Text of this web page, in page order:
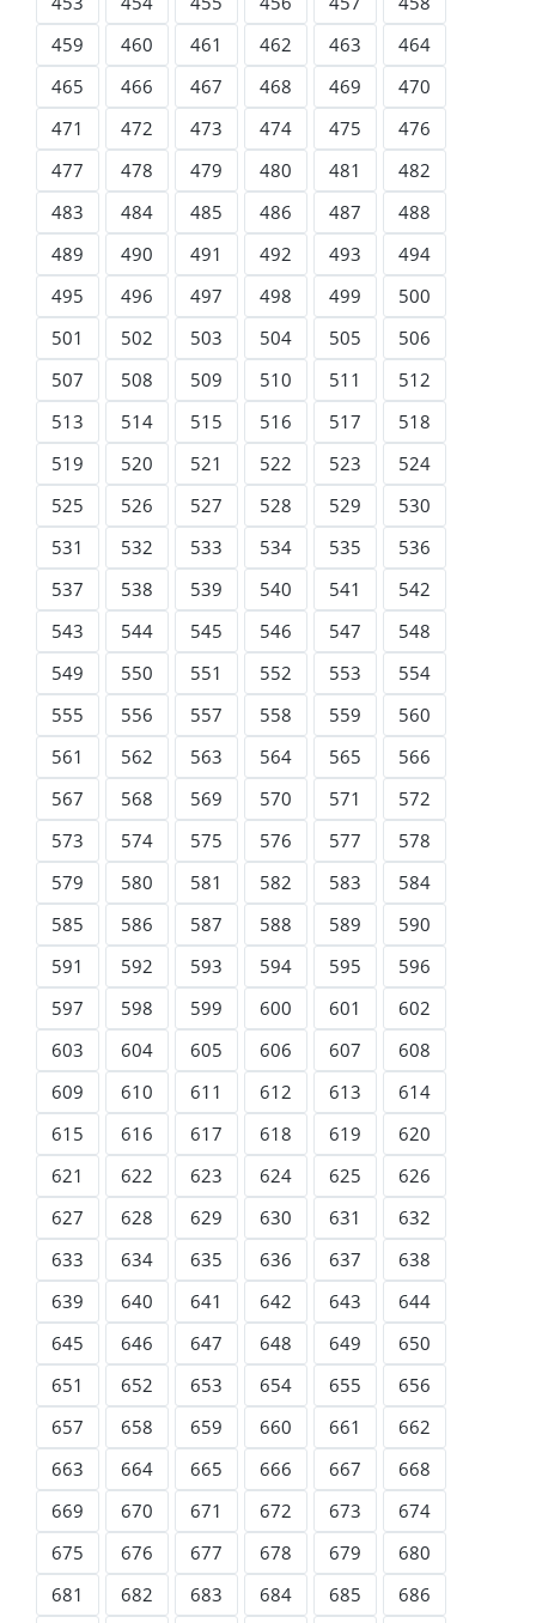
459
460 461 462 463
464
465
466 467 468 469
470
471
472 473 474 475
476
477
478 479 480 481
482
483
484 485 486 487
488
489
490 491 492 493
494
495
496 497 498 499
500
501
502 503 504 505
506
507
508 509 510 511
512
513
514 515 516 517
518
519
520 521 522 523
524
525
526 527 528 529
530
531
532 533 534 535
536
537
538 539 540 541
542
543
544 545 546 547
548
549
550 551 552 553
554
555
556 557 558 559
560
561
562 563 564 565
566
567
568 569 570 571
572
573
574 575 576 577
578
579
580 581 582 583
584
585
586 587 588 589
590
591
592 593 594 595
596
597
598 599 600 601
602
603
604 605 606 607
608
609
610 611 612 613
614
615
616 617 618 619
620
621
622 623 624 625
626
627
628 629 630 631
632
633
634 635 636 637
638
639
640 641 642 643
644
645
646 647 648 649
650
651
652 653 654 655
656
657
658 659 660 661
662
663
664 665 666 667
668
669
670 671 672 673
674
675
676 677 678 679
680
681
682 683 684 685
686